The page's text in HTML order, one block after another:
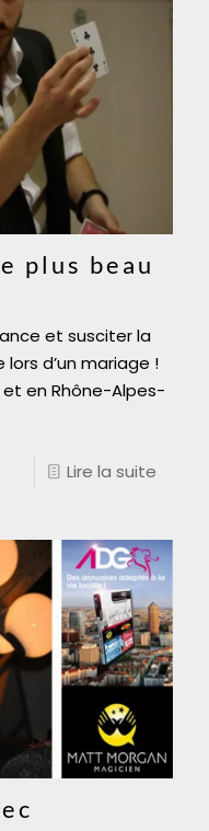
plus beau
et susciter la
d’un mariage !
en Rhône-Alpes-
Lire la suite